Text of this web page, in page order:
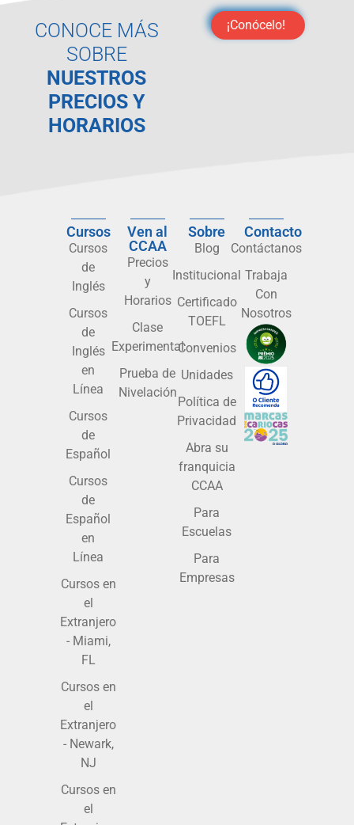
CONOCE MÁS
SOBRE
NUESTROS
PRECIOS Y
HORARIOS
¡Conócelo!
Cursos
Cursos
de
Inglés
Cursos
de
Inglés
en
Línea
Cursos
de
Español
Cursos
de
Español
en
Línea
Cursos en
el
Extranjero
- Miami,
FL
Cursos en
el
Extranjero
- Newark,
NJ
Cursos en
el
Ven al
CCAA
Precios
y
Horarios
Clase
Experimental
Prueba de
Nivelación
Sobre
Blog
Institucional
Certificado
TOEFL
Convenios
Unidades
Política de
Privacidad
Abra su
franquicia
CCAA
Para
Escuelas
Para
Empresas
Contacto
Contáctanos
Trabaja
Con
Nosotros